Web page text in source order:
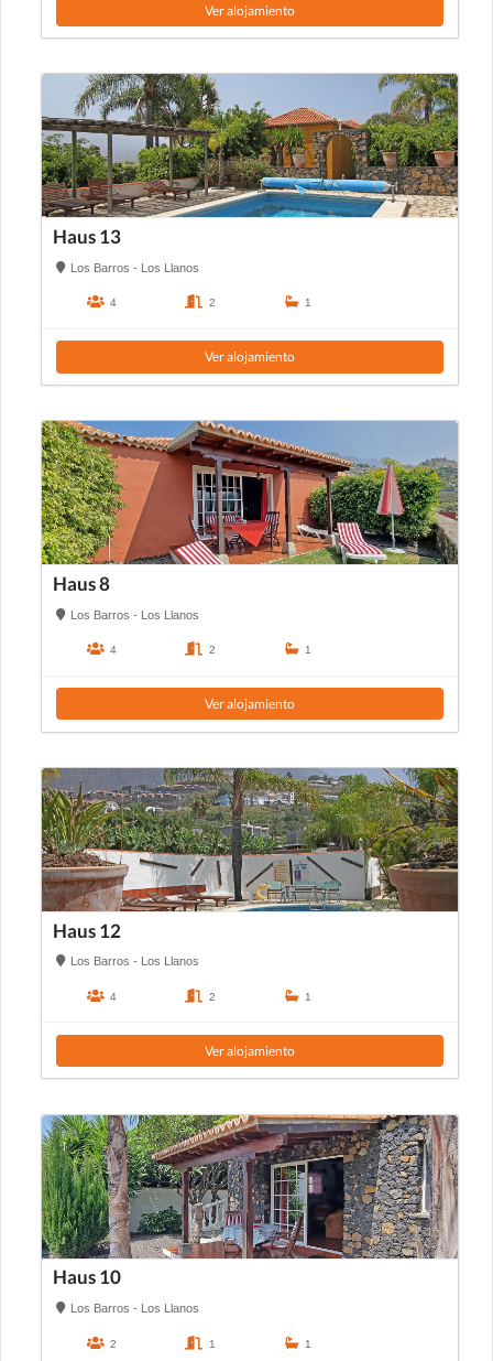
Ver alojamiento
Haus 13
Los Barros - Los Llanos
4 2 1
Ver alojamiento
Haus 8
Los Barros - Los Llanos
4 2 1
Ver alojamiento
Haus 12
Los Barros - Los Llanos
4 2 1
Ver alojamiento
Haus 10
Los Barros - Los Llanos
2 1 1